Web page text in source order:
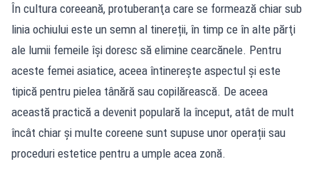
În cultura coreeană, protuberanţa care se formează chiar sub
linia ochiului este un semn al tinereții, în timp ce în alte părţi
ale lumii femeile îşi doresc să elimine cearcănele. Pentru
aceste femei asiatice, aceea întinerește aspectul și este
tipică pentru pielea tânără sau copilărească. De aceea
această practică a devenit populară la început, atât de mult
încât chiar și multe coreene sunt supuse unor operații sau
proceduri estetice pentru a umple acea zonă.